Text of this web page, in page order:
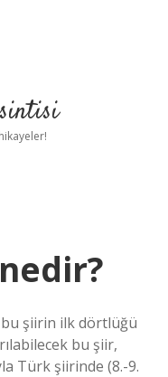
bu şiirin ilk dörtlüğü
bu şiir,
Türk şiirinde (8.-9.